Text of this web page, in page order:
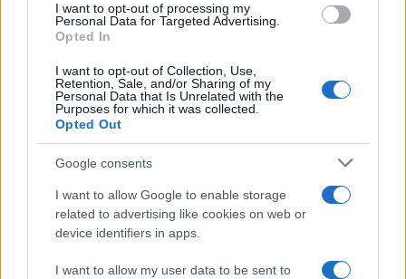
I want to opt-out of processing my
Personal Data for Targeted Advertising.
Opted In
I want to opt-out of Collection, Use,
Retention, Sale, and/or Sharing of my
Personal Data that Is Unrelated with the
Purposes for which it was collected.
Opted Out
Google consents
I want to allow Google to enable storage
related to advertising like cookies on web or
device identifiers in apps.
I want to allow my user data to be sent to
Γερμανία: Το ουκρανικό αεροσκάφος κοντά στο
πυρομαχικά, σύμφωνα με την έγκυρη «SZ»
6/08/2026 - 6:33μμ